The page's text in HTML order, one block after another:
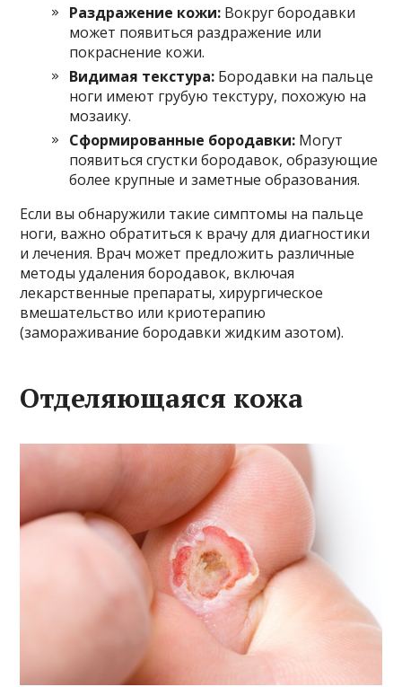
Раздражение кожи: Вокруг бородавки
может появиться раздражение или
покраснение кожи.
Видимая текстура: Бородавки на пальце
ноги имеют грубую текстуру, похожую на
мозаику.
Сформированные бородавки: Могут
появиться сгустки бородавок, образующие
более крупные и заметные образования.
Если вы обнаружили такие симптомы на пальце
ноги, важно обратиться к врачу для диагностики
и лечения. Врач может предложить различные
методы удаления бородавок, включая
лекарственные препараты, хирургическое
вмешательство или криотерапию
(замораживание бородавки жидким азотом).
Отделяющаяся кожа